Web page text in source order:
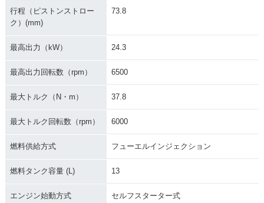
行程（ピストンストロー
ク）(mm)
73.8
最高出力（kW） 24.3
最高出力回転数（rpm） 6500
最大トルク（N・m） 37.8
最大トルク回転数（rpm） 6000
燃料供給方式 フューエルインジェクション
燃料タンク容量 (L) 13
エンジン始動方式 セルフスターター式